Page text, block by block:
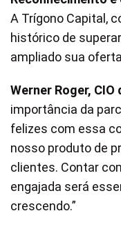
A Trígono Capital,
histórico de
ampliado sua
Werner Roger, CIO
importância da
felizes com essa
nosso produto de
clientes. Contar
engajada será
crescendo.”